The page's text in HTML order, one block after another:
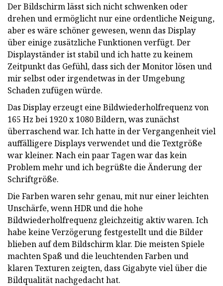
Der Bildschirm lässt sich nicht schwenken oder
drehen und ermöglicht nur eine ordentliche Neigung,
aber es wäre schöner gewesen, wenn das Display
über einige zusätzliche Funktionen verfügt. Der
Displayständer ist stabil und ich hatte zu keinem
Zeitpunkt das Gefühl, dass sich der Monitor lösen und
mir selbst oder irgendetwas in der Umgebung
Schaden zufügen würde.
Das Display erzeugt eine Bildwiederholfrequenz von
165 Hz bei 1920 x 1080 Bildern, was zunächst
überraschend war. Ich hatte in der Vergangenheit viel
auffälligere Displays verwendet und die Textgröße
war kleiner. Nach ein paar Tagen war das kein
Problem mehr und ich begrüßte die Änderung der
Schriftgröße.
Die Farben waren sehr genau, mit nur einer leichten
Unschärfe, wenn HDR und die hohe
Bildwiederholfrequenz gleichzeitig aktiv waren. Ich
habe keine Verzögerung festgestellt und die Bilder
blieben auf dem Bildschirm klar. Die meisten Spiele
machten Spaß und die leuchtenden Farben und
klaren Texturen zeigten, dass Gigabyte viel über die
Bildqualität nachgedacht hat.